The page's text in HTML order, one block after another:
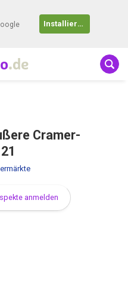
Installieren
.de
Cramer-
anmelden